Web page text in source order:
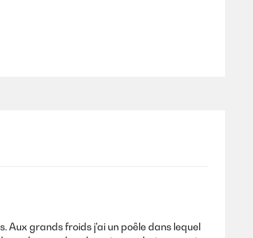
Aux grands froids j'ai un poêle dans lequel